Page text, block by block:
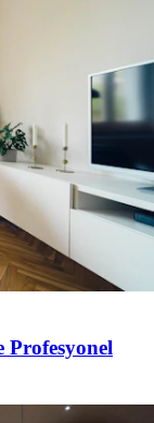
Profesyonel